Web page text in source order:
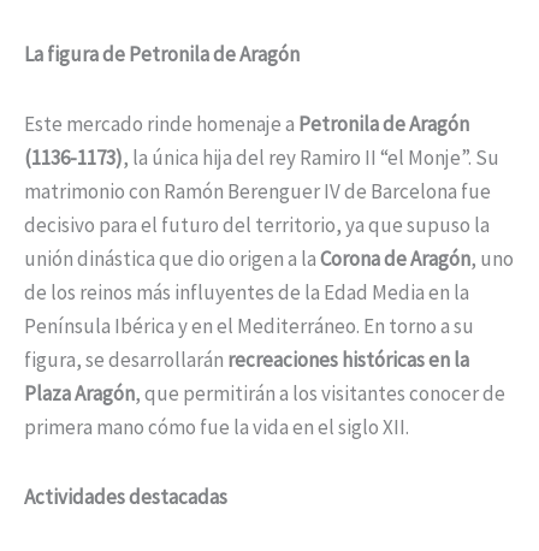
La figura de Petronila de Aragón
Este mercado rinde homenaje a Petronila de Aragón
(1136-1173), la única hija del rey Ramiro II “el Monje”. Su
matrimonio con Ramón Berenguer IV de Barcelona fue
decisivo para el futuro del territorio, ya que supuso la
unión dinástica que dio origen a laCorona de Aragón, uno
de los reinos más influyentes de la Edad Media en la
Península Ibérica y en el Mediterráneo. En torno a su
figura, se desarrollarán recreaciones históricas en la
Plaza Aragón, que permitirán a los visitantes conocer de
primera mano cómo fue la vida en el siglo XII.
Actividades destacadas